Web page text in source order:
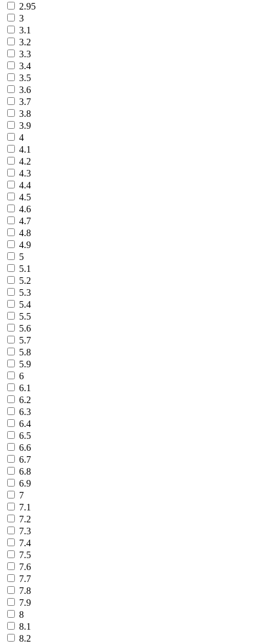
2.95
3
3.1
3.2
3.3
3.4
3.5
3.6
3.7
3.8
3.9
4
4.1
4.2
4.3
4.4
4.5
4.6
4.7
4.8
4.9
5
5.1
5.2
5.3
5.4
5.5
5.6
5.7
5.8
5.9
6
6.1
6.2
6.3
6.4
6.5
6.6
6.7
6.8
6.9
7
7.1
7.2
7.3
7.4
7.5
7.6
7.7
7.8
7.9
8
8.1
8.2